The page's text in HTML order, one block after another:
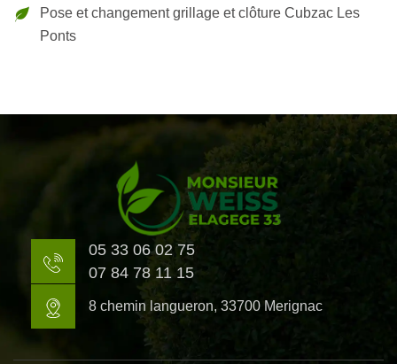
Pose et changement grillage et clôture Cubzac Les
Ponts
05 33 06 02 75
07 84 78 11 15
8 chemin langueron, 33700 Merignac